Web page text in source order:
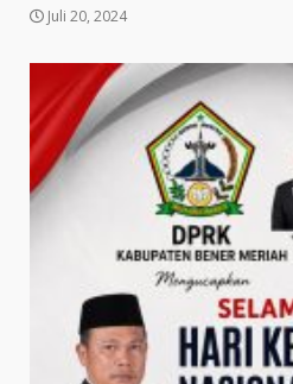
Juli 20, 2024